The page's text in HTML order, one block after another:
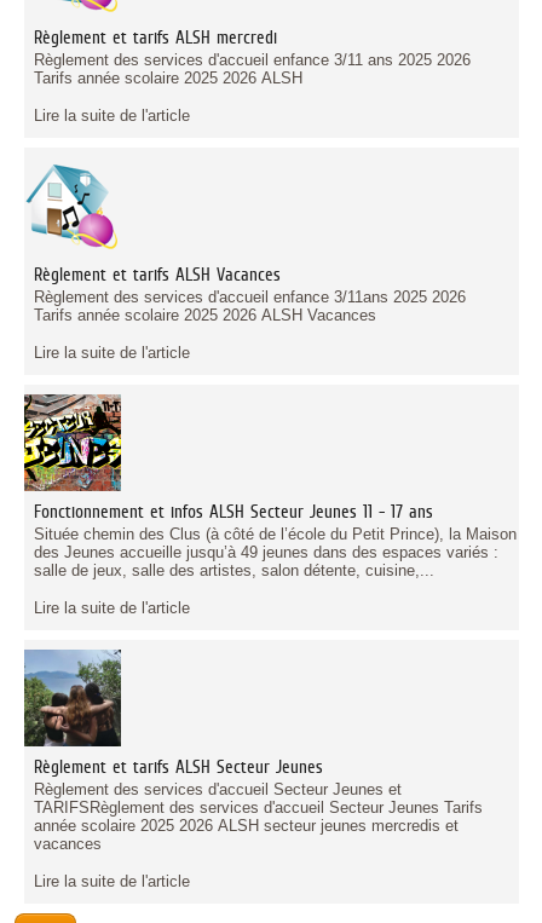
Règlement et tarifs ALSH mercredi
Règlement des services d'accueil enfance 3/11 ans 2025 2026
Tarifs année scolaire 2025 2026 ALSH
Lire la suite de l'article
Règlement et tarifs ALSH Vacances
Règlement des services d'accueil enfance 3/11ans 2025 2026
Tarifs année scolaire 2025 2026 ALSH Vacances
Lire la suite de l'article
Fonctionnement et infos ALSH Secteur Jeunes 11 - 17 ans
Située chemin des Clus (à côté de l’école du Petit Prince), la Maison
des Jeunes accueille jusqu’à 49 jeunes dans des espaces variés :
salle de jeux, salle des artistes, salon détente, cuisine,...
Lire la suite de l'article
Règlement et tarifs ALSH Secteur Jeunes
Règlement des services d'accueil Secteur Jeunes et
TARIFSRèglement des services d'accueil Secteur Jeunes Tarifs
année scolaire 2025 2026 ALSH secteur jeunes mercredis et
vacances
Lire la suite de l'article